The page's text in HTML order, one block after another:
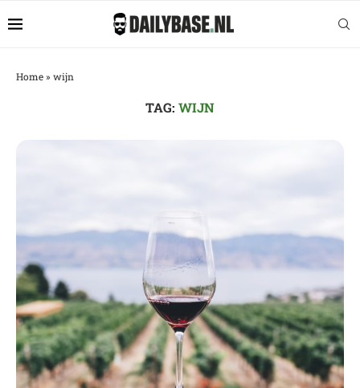
Home» wijn
TAG: WIJN